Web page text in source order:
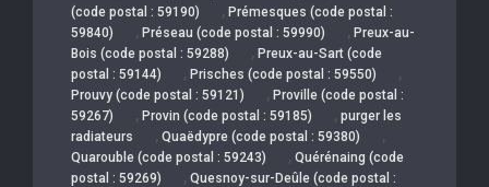
(code postal : 59190)
, Prémesques (code postal :
59840)
, Préseau (code postal : 59990) , Preux-au-
Bois (code postal : 59288)
, Preux-au-Sart (code
postal : 59144)
, Prisches (code postal : 59550) ,
Prouvy (code postal : 59121) , Proville (code postal :
59267)
, Provin (code postal : 59185) , purger les
radiateurs
, Quaëdypre (code postal : 59380) ,
Quarouble (code postal : 59243) , Quérénaing (code
postal : 59269)
, Quesnoy-sur-Deûle (code postal :